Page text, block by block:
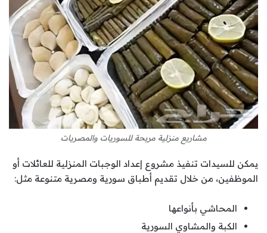
مشاريع منزلية مربحة للسوريات والمصريات
يمكن للسيدات تنفيذ مشروع إعداد الوجبات المنزلية للعائلات أو
الموظفين، من خلال تقديم أطباق سورية ومصرية متنوعة مثل:
المحاشي بأنواعها
الكبة والمشاوي السورية